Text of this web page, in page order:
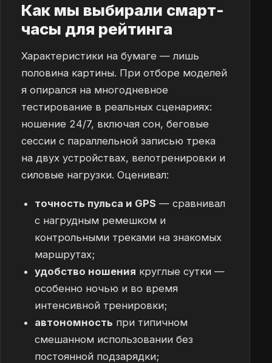
Как мы выбирали смарт-
часы для рейтинга
Характеристики на бумаге — лишь
половина картины. При отборе моделей
я опирался на многодневное
тестирование в реальных сценариях:
ношение 24/7, включая сон, беговые
сессии с параллельной записью трека
на двух устройствах, велотренировки и
силовые нагрузки. Оценивал:
точность пульса и GPS — сравнивал
с нагрудным ремешком и
контрольными треками на знакомых
маршрутах;
удобство ношения круглые сутки —
особенно ночью и во время
интенсивной тренировки;
автономность при типичном
смешанном использовании без
постоянной подзарядки;